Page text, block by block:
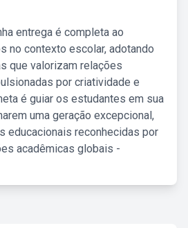
entrega é completa ao
no contexto escolar, adotando
que valorizam relações
por criatividade e
é guiar os estudantes em sua
uma geração excepcional,
educacionais reconhecidas por
acadêmicas globais -